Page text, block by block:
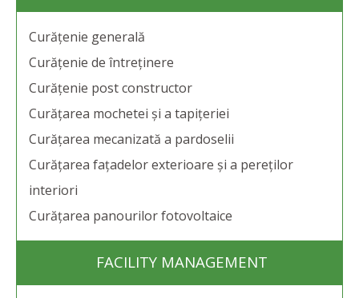
Curățenie generală
Curățenie de întreținere
Curățenie post constructor
Curățarea mochetei și a tapițeriei
Curățarea mecanizată a pardoselii
Curățarea fațadelor exterioare și a pereților
interiori
Curățarea panourilor fotovoltaice
FACILITY MANAGEMENT